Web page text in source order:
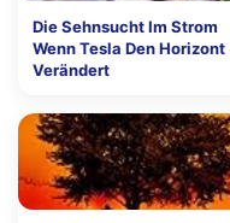
Die Sehnsucht Im Strom
Wenn Tesla Den Horizont
Verändert